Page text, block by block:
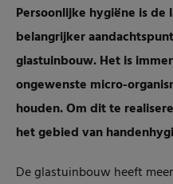
Persoonlijke hygiëne is de
belangrijker
glastuinbouw. Het is
ongewenste micro-
houden. Om dit te
het gebied van
De glastuinbouw heeft